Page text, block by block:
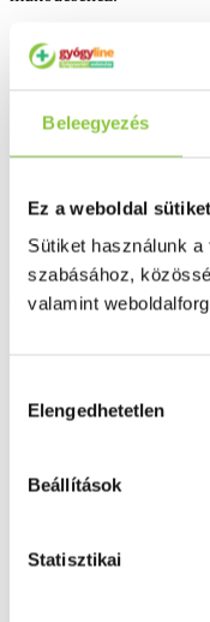
Beleegyezés
Ez a weboldal
Sütiket használunk
szabásához,
valamint
kiválasztása
Elengedhetetlen
Beállítások
Statisztikai
gyógynövénynek felel meg.
Kiszerelés: 60 db.
Ingyenes szállítás 18 000
Valós gyógyszertári háttér
Ezek is érdekelhetik